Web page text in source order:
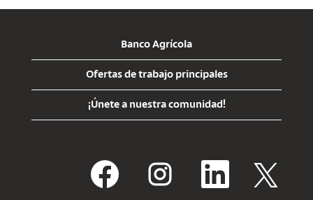
Banco Agrícola
Ofertas de trabajo principales
¡Únete a nuestra comunidad!
e
a
S
a
S
a